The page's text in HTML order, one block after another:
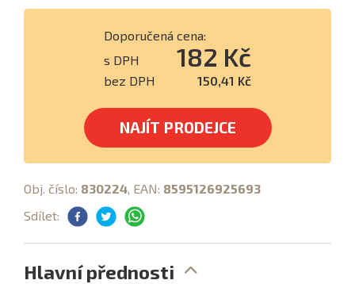
Doporučená cena:
s DPH
182 Kč
bez DPH 150,41 Kč
NAJÍT PRODEJCE
Obj. číslo: 830224 , EAN: 8595126925693
Sdílet:
Hlavní přednosti